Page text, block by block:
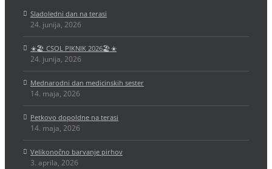
Sladoledni dan na terasi
24. junija, 2026
☀️🏖️ CSOL PIKNIK 2026🏖️☀️
24. junija, 2026
Mednarodni dan medicinskih sester
14. maja, 2026
Petkovo dopoldne na terasi
14. maja, 2026
Velikonočno barvanje pirhov
3. aprila, 2026